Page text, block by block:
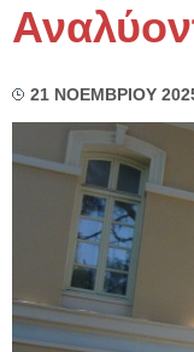
21 ΝΟΕΜΒΡΙΟΥ